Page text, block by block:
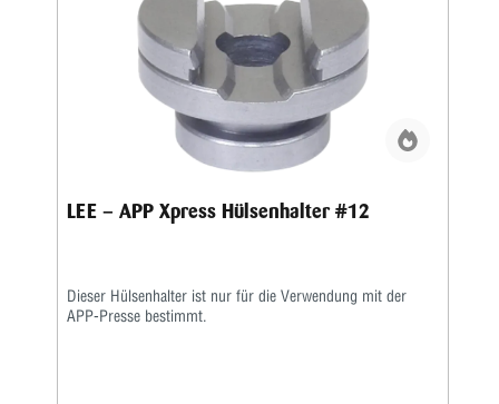
LEE – APP Xpress Hülsenhalter #12
Dieser Hülsenhalter ist nur für die Verwendung mit der
APP-Presse bestimmt.